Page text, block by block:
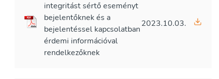
integritást sértő eseményt
bejelentőknek és a
bejelentéssel kapcsolatban
érdemi információval
rendelkezőknek
2023.10.03.